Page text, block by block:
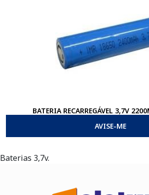
BATERIA RECARREGÁVEL 3,7V
AVISE-ME
Baterias 3,7v.